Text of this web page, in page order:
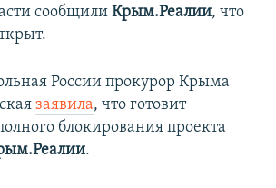
сообщили Крым.Реалии, что
России прокурор Крыма
заявила, что готовит
блокирования проекта
.